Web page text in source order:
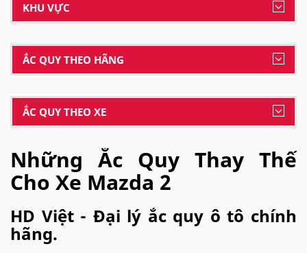
KHU VỰC
ẮC QUY THEO HÃNG
ẮC QUY THEO XE
Những Ắc Quy Thay Thế
Cho Xe Mazda 2
HD Việt - Đại lý ắc quy ô tô chính
hãng.